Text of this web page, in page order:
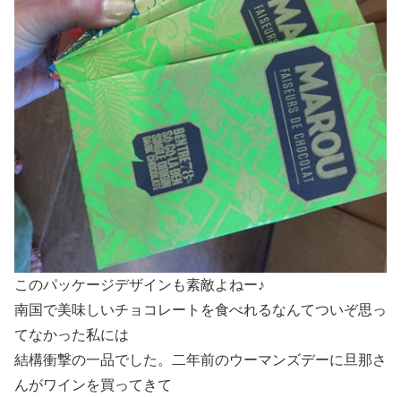
このパッケージデザインも素敵よねー♪
南国で美味しいチョコレートを食べれるなんてついぞ思っ
てなかった私には
結構衝撃の一品でした。二年前のウーマンズデーに旦那さ
んがワインを買ってきて